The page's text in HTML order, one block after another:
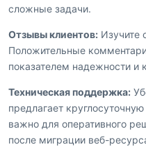
сложные задачи.
Отзывы клиентов: Изучите
Положительные
показателем надежности и
Техническая поддержка:
предлагает
важно для оперативного
после миграции веб-